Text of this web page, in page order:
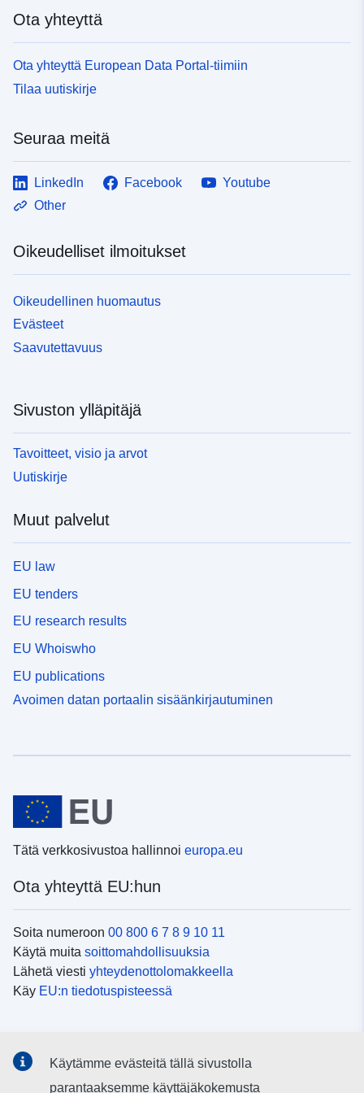
Ota yhteyttä
Ota yhteyttä European Data Portal-tiimiin
Tilaa uutiskirje
Seuraa meitä
LinkedIn Facebook
Youtube
Other
Oikeudelliset ilmoitukset
Oikeudellinen huomautus
Evästeet
Saavutettavuus
Sivuston ylläpitäjä
Tavoitteet, visio ja arvot
Uutiskirje
Muut palvelut
EU law
EU tenders
EU research results
EU Whoiswho
EU publications
Avoimen datan portaalin sisäänkirjautuminen
Tätä verkkosivustoa hallinnoi europa.eu
Ota yhteyttä EU:hun
Soita numeroon 00 800 6 7 8 9 10 11
Käytä muita soittomahdollisuuksia
Lähetä viesti yhteydenottolomakkeella
Käy EU:n tiedotuspisteessä
sosiaalisessa mediassa
Käytämme evästeitä tällä sivustolla
parantaaksemme käyttäjäkokemusta